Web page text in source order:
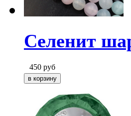
Селенит
450 руб